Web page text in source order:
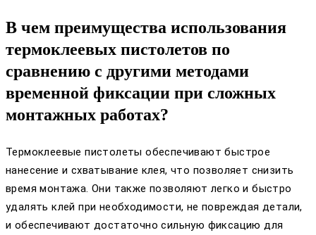
В чем преимущества использования
термоклеевых пистолетов по
сравнению с другими методами
временной фиксации при сложных
монтажных работах?
Термоклеевые пистолеты обеспечивают быстрое
нанесение и схватывание клея, что позволяет снизить
время монтажа. Они также позволяют легко и быстро
удалять клей при необходимости, не повреждая детали,
и обеспечивают достаточно сильную фиксацию для